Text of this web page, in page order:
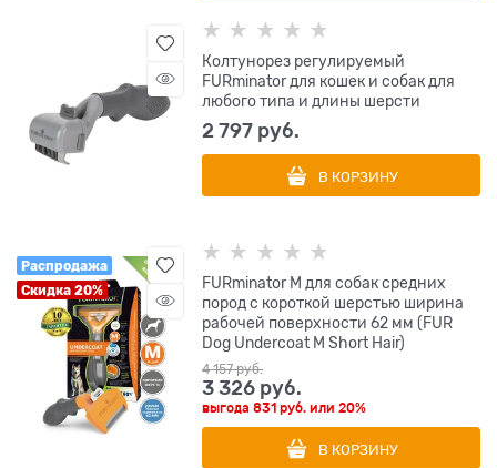
Колтунорез регулируемый
FURminator для кошек и собак для
любого типа и длины шерсти
2 797 руб.
В КОРЗИНУ
Распродажа
Скидка 20%
FURminator M для собак средних
пород с короткой шерстью ширина
рабочей поверхности 62 мм (FUR
Dog Undercoat M Short Hair)
4 157 руб.
3 326 руб.
выгода831 руб. или20%
В КОРЗИНУ